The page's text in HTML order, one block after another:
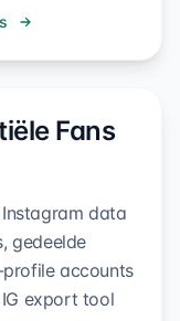
Fans
data
gedeelde
accounts
export tool